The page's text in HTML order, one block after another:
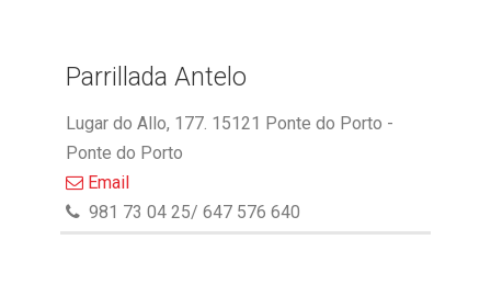
Parrillada Antelo
Lugar do Allo, 177. 15121 Ponte do Porto -
Ponte do Porto
Email
981 73 04 25/ 647 576 640